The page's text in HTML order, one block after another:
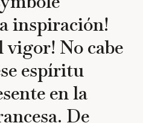
inspiración!
vigor! No cabe
espíritu
en la
De